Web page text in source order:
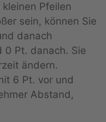
Pfeilen
sein, können Sie
danach
0 Pt. danach. Sie
ändern.
6 Pt. vor und
Abstand,